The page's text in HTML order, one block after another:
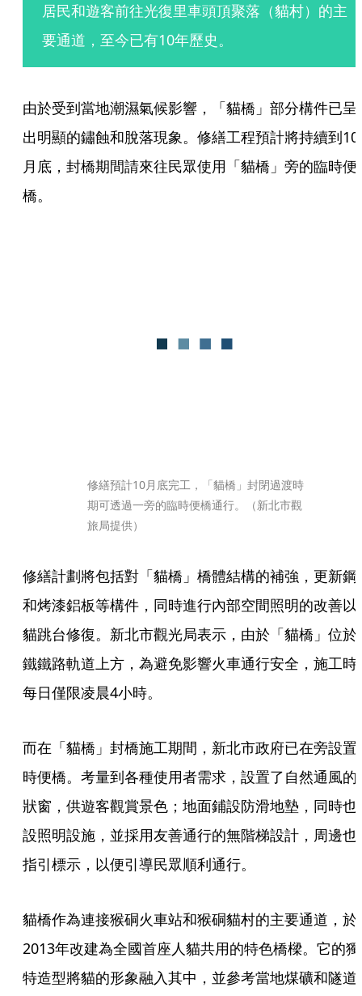
居民和遊客前往光復里車頭頂聚落（貓村）的主
要通道，至今已有10年歷史。
由於受到當地潮濕氣候影響，「貓橋」部分構件已呈
出明顯的鏽蝕和脫落現象。修繕工程預計將持續到10
月底，封橋期間請來往民眾使用「貓橋」旁的臨時便
橋。
修繕預計10月底完工，「貓橋」封閉過渡時
期可透過一旁的臨時便橋通行。（新北市觀
旅局提供）
修繕計劃將包括對「貓橋」橋體結構的補強，更新鋼
和烤漆鋁板等構件，同時進行內部空間照明的改善以
貓跳台修復。新北市觀光局表示，由於「貓橋」位於
鐵鐵路軌道上方，為避免影響火車通行安全，施工時
每日僅限凌晨4小時。
而在「貓橋」封橋施工期間，新北市政府已在旁設置
時便橋。考量到各種使用者需求，設置了自然通風的
狀窗，供遊客觀賞景色；地面鋪設防滑地墊，同時也
設照明設施，並採用友善通行的無階梯設計，周邊也
指引標示，以便引導民眾順利通行。
貓橋作為連接猴硐火車站和猴硐貓村的主要通道，於
2013年改建為全國首座人貓共用的特色橋樑。它的獨
特造型將貓的形象融入其中，並參考當地煤礦和隧道